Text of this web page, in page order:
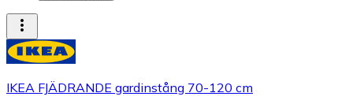
IKEA FJÄDRANDE gardinstång 70-120 cm